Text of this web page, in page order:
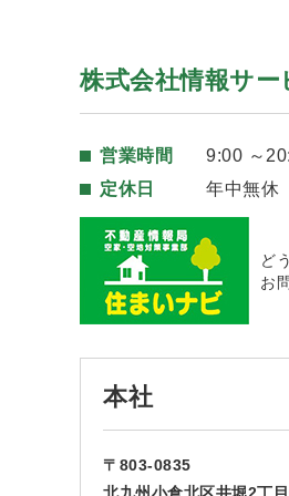
株式会社情報サー
営業時間
9:00 ～
定休日
年中無休
ど
お
本社
〒803-0835